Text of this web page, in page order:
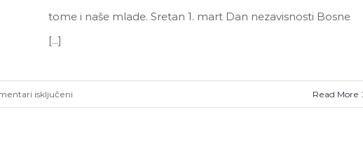
tome i naše mlade. Sretan 1. mart Dan nezavisnosti Bosne
[...]
isključeni Read More